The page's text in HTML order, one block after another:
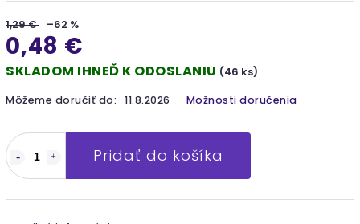
1,29 € –62 %
0,48 €
SKLADOM IHNEĎ K ODOSLANIU (46 ks)
Môžeme doručiť do: 11.8.2026 Možnosti doručenia
Pridať do košíka